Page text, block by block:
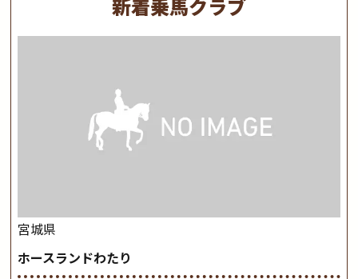
乗り放題プラン！
新着乗馬クラブ
宮城県
ホースランドわたり